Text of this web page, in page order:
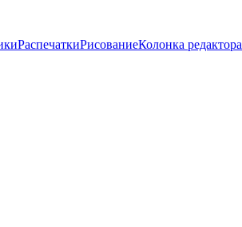
РаспечаткиРисованиеКолонка редактора